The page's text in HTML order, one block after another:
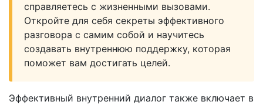
справляетесь с жизненными вызовами.
Откройте для себя секреты эффективного
разговора с самим собой и научитесь
создавать внутреннюю поддержку, которая
поможет вам достигать целей.
Эффективный внутренний диалог также включает в